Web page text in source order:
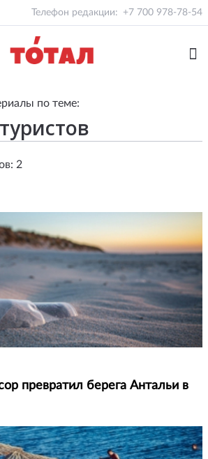
Телефон редакции: +7 700 978-78-54
по теме:
2
превратил берега Антальи в